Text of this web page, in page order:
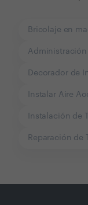
Bricolaje en
Administración
Decorador de
Instalar Aire
Instalación de
Reparación de